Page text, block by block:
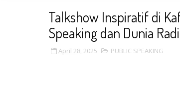
Talkshow Inspiratif di
Speaking dan Dunia
April 28, 2025 PUBLIC SPEAKING